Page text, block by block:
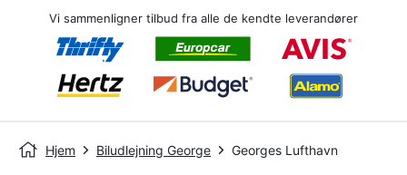
Vi sammenligner tilbud fra alle de kendte leverandører
Hjem Biludlejning George Georges Lufthavn